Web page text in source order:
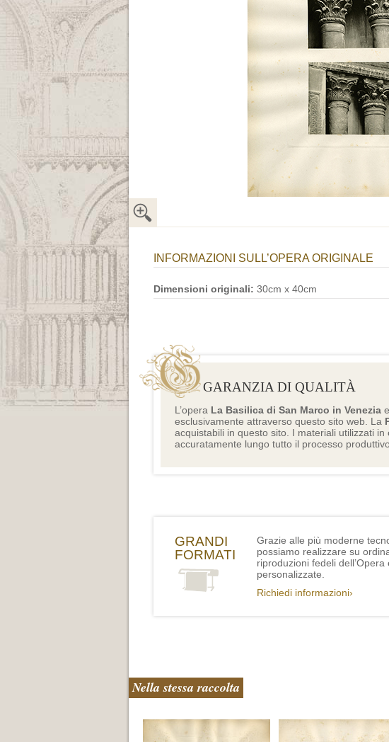
INFORMAZIONI SULL’OPERA ORIGINALE
Dimensioni originali: 30cm x 40cm
GARANZIA DI QUALITÀ
L’opera La Basilica di San Marco in Venezia
esclusivamente attraverso questo sito web. La
acquistabili in questo sito. I materiali utilizzati
accuratamente lungo tutto il processo
GRANDI
FORMATI
Grazie alle più moderne
possiamo realizzare su
riproduzioni fedeli
personalizzate.
Richiedi informazioni›
Nella stessa raccolta